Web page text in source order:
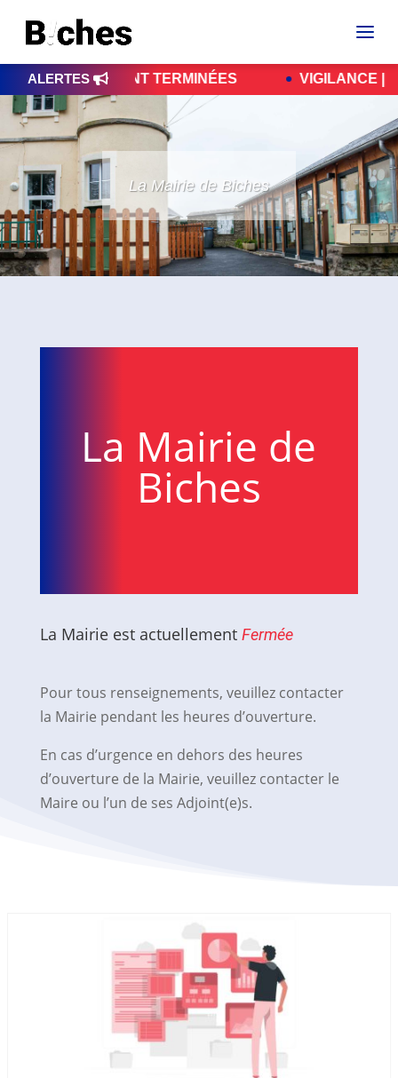
ALERTES
SONT TERMINÉES VIGILANCE | ENEDIS |
La Mairie de Biches
La Mairie de
Biches
La Mairie est actuellement Fermée
Pour tous renseignements, veuillez contacter
la Mairie pendant les heures d’ouverture.
En cas d’urgence en dehors des heures
d’ouverture de la Mairie, veuillez contacter le
Maire ou l’un de ses Adjoint(e)s.